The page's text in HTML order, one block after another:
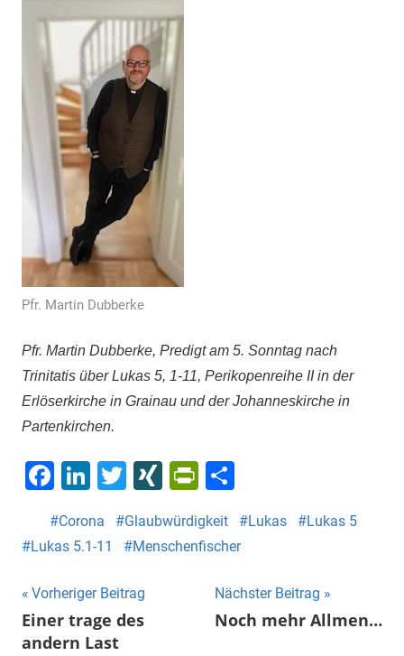
Pfr. Martin Dubberke
Pfr. Martin Dubberke, Predigt am 5. Sonntag nach
Trinitatis über Lukas 5, 1-11, Perikopenreihe II in der
Erlöserkirche in Grainau und der Johanneskirche in
Partenkirchen.
Facebook
LinkedIn
Twitter
XINGPrintFriendly
Corona Glaubwürdigkeit Lukas
Lukas 5
Lukas 5.1-11
Menschenfischer
Beitragsnavigation
Vorheriger Beitrag
Einer trage des
andern Last
Nächster Beitrag
Noch mehr Allmen…